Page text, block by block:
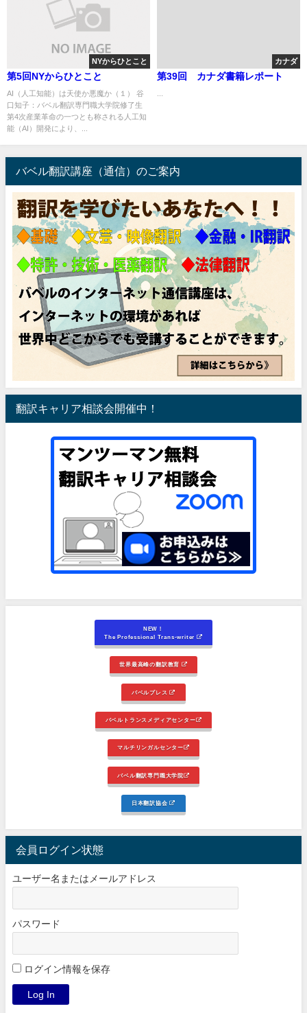
NYからひとこと
第5回NYからひとこと
AI（人工知能）は天使か悪魔か（１） 谷
口知子：バベル翻訳専門職大学院修了生
第4次産業革命の一つとも称される人工知
能（AI）開発により、...
カナダ
第39回 カナダ書籍レポート
バベル翻訳講座（通信）のご案内
翻訳キャリア相談会開催中！
NEW！
The Professional Trans-writer
世界最高峰の翻訳教育
バベルプレス
バベルトランスメディアセンター
マルチリンガルセンター
バベル翻訳専門職大学院
日本翻訳協会
会員ログイン状態
ユーザー名またはメールアドレス
パスワード
ログイン情報を保存